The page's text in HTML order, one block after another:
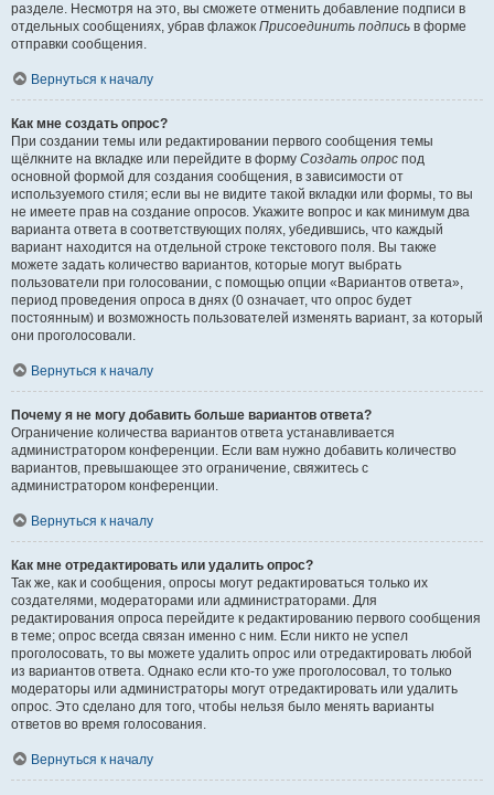
разделе. Несмотря на это, вы сможете отменить добавление подписи в
отдельных сообщениях, убрав флажок Присоединить подпись в форме
отправки сообщения.
Вернуться к началу
Как мне создать опрос?
При создании темы или редактировании первого сообщения темы
щёлкните на вкладке или перейдите в форму Создать опрос под
основной формой для создания сообщения, в зависимости от
используемого стиля; если вы не видите такой вкладки или формы, то вы
не имеете прав на создание опросов. Укажите вопрос и как минимум два
варианта ответа в соответствующих полях, убедившись, что каждый
вариант находится на отдельной строке текстового поля. Вы также
можете задать количество вариантов, которые могут выбрать
пользователи при голосовании, с помощью опции «Вариантов ответа»,
период проведения опроса в днях (0 означает, что опрос будет
постоянным) и возможность пользователей изменять вариант, за который
они проголосовали.
Вернуться к началу
Почему я не могу добавить больше вариантов ответа?
Ограничение количества вариантов ответа устанавливается
администратором конференции. Если вам нужно добавить количество
вариантов, превышающее это ограничение, свяжитесь с
администратором конференции.
Вернуться к началу
Как мне отредактировать или удалить опрос?
Так же, как и сообщения, опросы могут редактироваться только их
создателями, модераторами или администраторами. Для
редактирования опроса перейдите к редактированию первого сообщения
в теме; опрос всегда связан именно с ним. Если никто не успел
проголосовать, то вы можете удалить опрос или отредактировать любой
из вариантов ответа. Однако если кто-то уже проголосовал, то только
модераторы или администраторы могут отредактировать или удалить
опрос. Это сделано для того, чтобы нельзя было менять варианты
ответов во время голосования.
Вернуться к началу